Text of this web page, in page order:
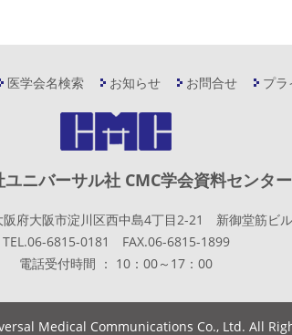
医学会名検索 お知らせ お問合せ プ
ニバーサル社 CMC学会資料センター
府大阪市淀川区西中島4丁目2-21 新御堂筋ビ
TEL.06-6815-0181 FAX.06-6815-1899
電話受付時間 ： 10：00～17：00
Medical Communications Co., Ltd. All